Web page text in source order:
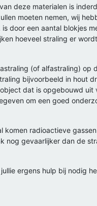
deze materialen is
moeten nemen, wij
door een aantal blokjes
hoeveel straling er
(of alfastraling) op
bijvoorbeeld in hout
dat is opgebouwd uit
om een goed
komen radioactieve
nog gevaarlijker dan de
ergens hulp bij nodig